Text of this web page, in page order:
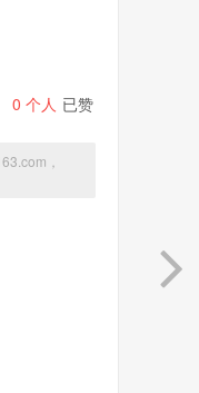
，中国移
云在云计算
智能等领
移动智能
0 个人 已赞
，